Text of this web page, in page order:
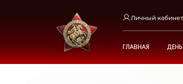
Личный кабинет
ГЛАВНАЯ